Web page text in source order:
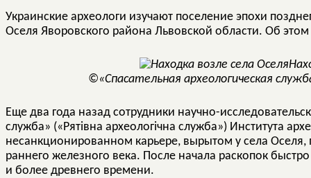
Украинские археологи изучают поселение эпохи
Оселя Яворовского района Львовской области. Об этом
©«Спасательная археологическая
Еще два года назад сотрудники научно-
служба» («Рятівна археологічна служба») Института
несанкционированном карьере, вырытом у села
раннего железного века. После начала раскопок
и более древнего времени.